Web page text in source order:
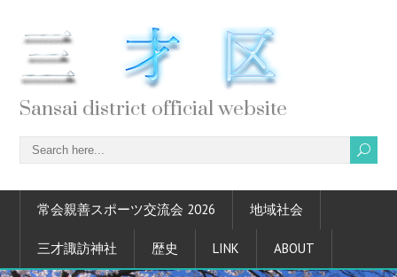
Sansai district official website
常会親善スポーツ交流会 2026 地域社会
三才諏訪神社 歴史 LINK ABOUT